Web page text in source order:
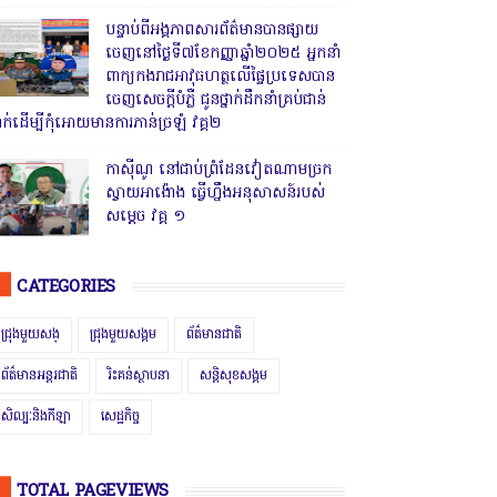
បន្ទាប់ពីអង្គភាពសារព័ត៌មានបានផ្សាយ
ចេញនៅថ្ងៃទី៧ខែកញ្ញាឆ្នាំ២០២៥ អ្នកនាំ
ពាក្យកងរាជអាវុធហត្ថលើផ្ទៃប្រទេសបាន
ចេញសេចក្តីបំភ្លឺ ជូនថ្នាក់ដឹកនាំគ្រប់ជាន់
ាក់ដើម្បីកុំអោយមានការភាន់ច្រឡំ វគ្គ២
កាសុីណូ នៅជាប់ព្រំដែនវៀតណាមច្រក
ស្វាយអាង៉ោង ធ្វើហ្នឹងអនុសាសន៍របស់
សម្ដេច វគ្គ ១
CATEGORIES
ជ្រុងមួយសង្ ជ្រុងមួយសង្គម ព័ត៌មានជាតិ
ព័ត៌មានអន្តរជាតិ រិះគន់ស្ថាបនា សន្តិសុខសង្គម
សិល្បៈនិងកីឡា សេដ្ឋកិច្ច
TOTAL PAGEVIEWS